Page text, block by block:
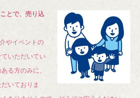
とで、売り込
やイベントの
いただいてい
る方のみに、
いておりま